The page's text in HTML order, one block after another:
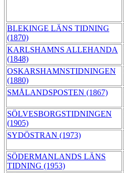
BLEKINGE LÄNS TIDNING
(1870)
KARLSHAMNS ALLEHANDA
(1848)
OSKARSHAMNSTIDNINGEN
(1880)
SMÅLANDSPOSTEN (1867)
SÖLVESBORGSTIDNINGEN
(1905)
SYDÖSTRAN (1973)
SÖDERMANLANDS LÄNS
TIDNING (1953)